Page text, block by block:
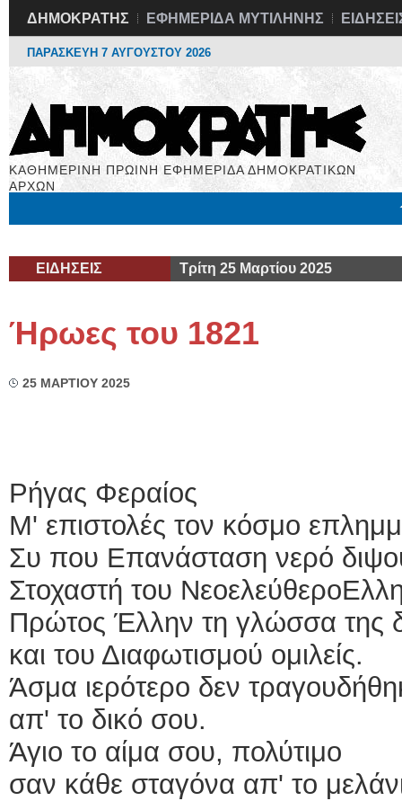
ΔΗΜΟΚΡΑΤΗΣ ΕΦΗΜΕΡΙΔΑ ΜΥΤΙΛΗΝΗΣ
ΠΑΡΑΣΚΕΥΗ 7 ΑΥΓΟΥΣΤΟΥ 2026
ΚΑΘΗΜΕΡΙΝΗ ΠΡΩΙΝΗ ΕΦΗΜΕΡΙΔΑ ΔΗΜΟΚΡΑΤΙΚΩΝ
ΑΡΧΩΝ
ΕΙΔΗΣΕΙΣ Τρίτη 25 Μαρτίου 2025
Ήρωες του 1821
25 ΜΑΡΤΙΟΥ 2025
Ρήγας Φεραίος
M' επιστολές τον κόσμο
Συ που Επανάσταση νερό
Στοχαστή του
Πρώτος Έλλην τη γλώσσα της
και του Διαφωτισμού ομιλείς.
Άσμα ιερότερο δεν
απ' το δικό σου.
Άγιο το αίμα σου, πολύτιμο
σαν κάθε σταγόνα απ' το